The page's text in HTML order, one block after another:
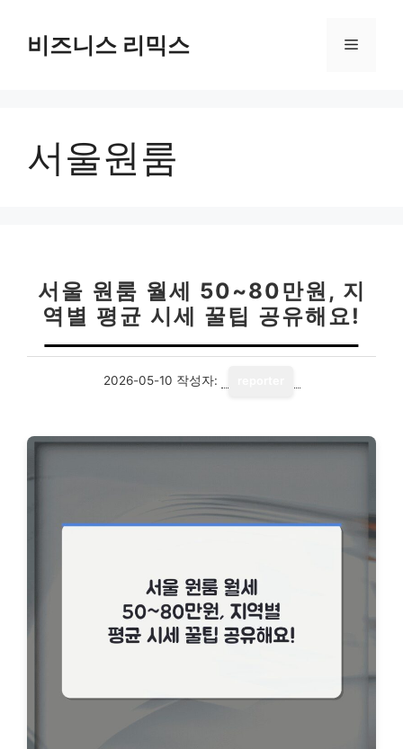
비즈니스 리믹스 메
서울원룸
서울 원룸 월세 50~80만원, 지
역별 평균 시세 꿀팁 공유해요!
2026-05-10 작성자: